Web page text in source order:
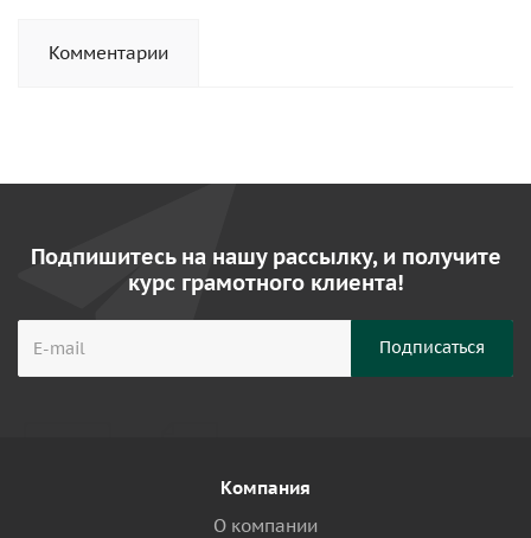
Комментарии
Подпишитесь на нашу рассылку, и получите
курс грамотного клиента!
Компания
О компании